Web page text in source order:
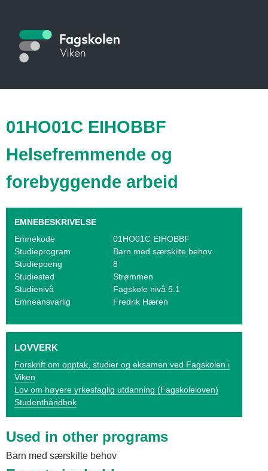
hovedinnhold
S
t
i
k
a
t
a
l
o
g
i
k
e
n
01HO01C EIHOBBF
Helsefremmende og
forebyggende arbeid
EMNEBESKRIVELSE
Emnekode
01HO01C EIHOBBF
Studieprogram
Barn med særskilte behov
Studiepoeng
8
Studiested
Strømmen
Studienivå
Fagskole nivå 5.1
Emneansvarlig
Fredrik Hæren
LOVVERK
Forskrift om opptak, studier og eksamen ved Fagskolen i
Viken
Lov om høyere yrkesfaglig utdanning (Fagskoleloven)
Studenthåndbok
Used in other programs
Barn med særskilte behov